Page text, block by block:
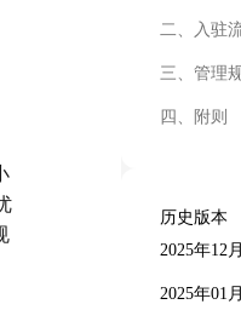
二、入驻
三、管理
四、附则
历史版本
2025年12
2025年01